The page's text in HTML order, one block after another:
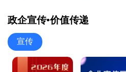
政企宣传•价值传递
宣传